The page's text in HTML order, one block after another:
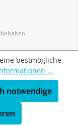
bestmögliche
...
notwendige